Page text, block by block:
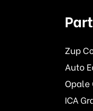
Zup
Auto
Opale
ICA